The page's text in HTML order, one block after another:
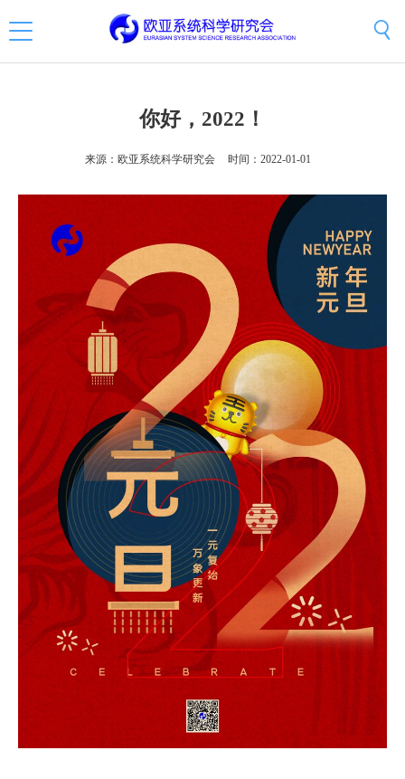
你好，2022！
来源：欧亚系统科学研究会 时间：2022-01-01